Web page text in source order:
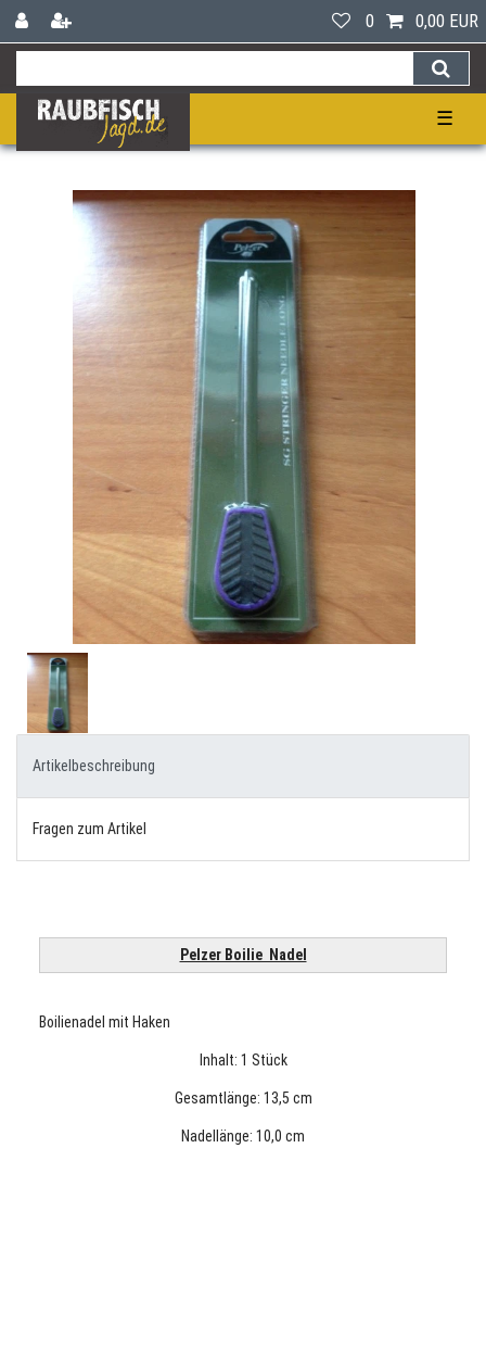
0 0,00 EUR
☰
Artikelbeschreibung
Fragen zum Artikel
Pelzer Boilie Nadel
Boilienadel mit Haken
Inhalt: 1 Stück
Gesamtlänge: 13,5 cm
Nadellänge: 10,0 cm